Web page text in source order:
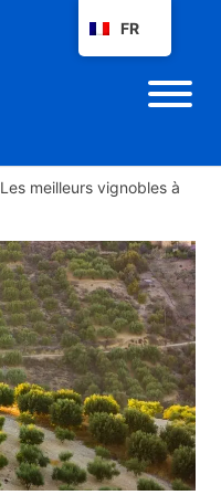
Les meilleurs vignobles à
FR